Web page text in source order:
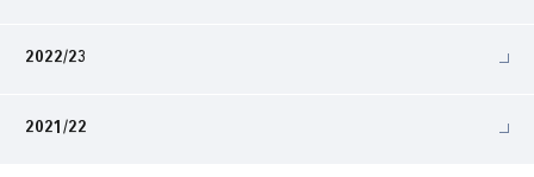
2022/23
2021/22